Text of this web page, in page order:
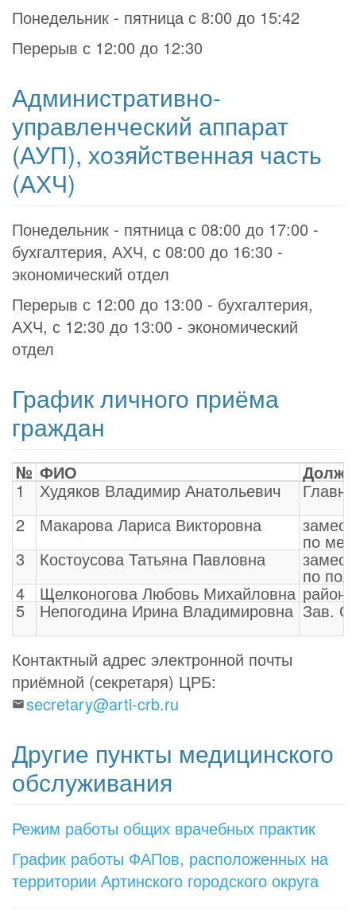
Понедельник - пятница с 8:00 до 15:42
Перерыв с 12:00 до 12:30
Административно-
управленческий аппарат
(АУП), хозяйственная часть
(АХЧ)
Понедельник - пятница с 08:00 до 17:00 -
бухгалтерия, АХЧ, с 08:00 до 16:30 -
экономический отдел
Перерыв с 12:00 до 13:00 - бухгалтерия,
АХЧ, с 12:30 до 13:00 - экономический
отдел
График личного приёма
граждан
№ ФИО
1 Худяков Владимир Анатольевич
2
Макарова Лариса Викторовна
по
3 Костоусова Татьяна Павловна
по
4 Щелконогова Любовь Михайловна
5 Непогодина Ирина Владимировна Зав.
Контактный адрес электронной почты
приёмной (секретаря) ЦРБ:
secretary@arti-crb.ru
Другие пункты медицинского
обслуживания
Режим работы общих врачебных практик
График работы ФАПов, расположенных на
территории Артинского городского округа